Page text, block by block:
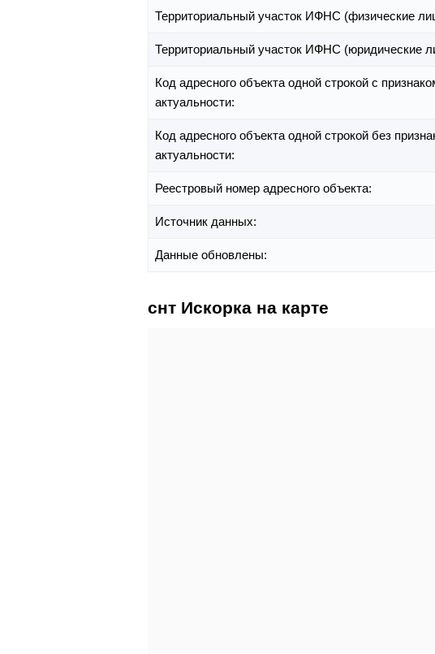
Территориальный участок ИФНС (физические
Территориальный участок ИФНС (юридические
Код адресного объекта одной строкой с
актуальности:
Код адресного объекта одной строкой без
актуальности:
Реестровый номер адресного объекта:
Источник данных:
Данные обновлены:
снт Искорка на карте